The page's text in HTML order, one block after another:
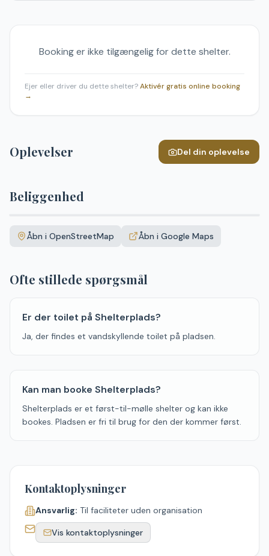
Booking er ikke tilgængelig for dette shelter.
Ejer eller driver du dette shelter?Aktivér gratis online booking
→
Oplevelser Del din oplevelse
Beliggenhed
+Åbn i OpenStreetMap Åbn i Google Maps
Ofte stillede spørgsmål
Er der toilet på Shelterplads?
Ja, der findes et vandskyllende toilet på pladsen.
Kan man booke Shelterplads?
Shelterplads er et først-til-mølle shelter og kan ikke
bookes. Pladsen er fri til brug for den der kommer først.
Kontaktoplysninger
Ansvarlig: Til faciliteter uden organisation
Vis kontaktoplysninger